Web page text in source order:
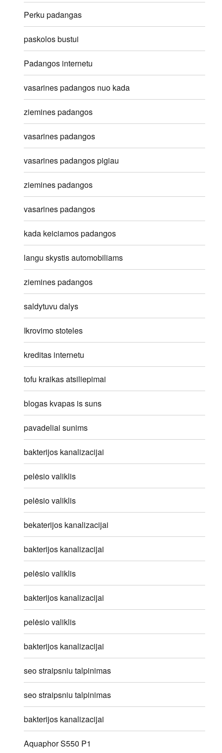
Perku padangas
paskolos bustui
Padangos internetu
vasarines padangos nuo kada
ziemines padangos
vasarines padangos
vasarines padangos pigiau
ziemines padangos
vasarines padangos
kada keiciamos padangos
langu skystis automobiliams
ziemines padangos
saldytuvu dalys
Ikrovimo stoteles
kreditas internetu
tofu kraikas atsiliepimai
blogas kvapas is suns
pavadeliai sunims
bakterijos kanalizacijai
pelėsio valiklis
pelėsio valiklis
bekaterijos kanalizacijai
bakterijos kanalizacijai
pelėsio valiklis
bakterijos kanalizacijai
pelėsio valiklis
bakterijos kanalizacijai
seo straipsniu talpinimas
seo straipsniu talpinimas
bakterijos kanalizacijai
Aquaphor S550 P1